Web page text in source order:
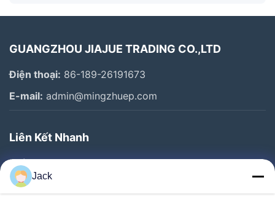
GUANGZHOU JIAJUE TRADING CO.,LTD
Điện thoại: 86-189-26191673
E-mail: admin@mingzhuep.com
Liên Kết Nhanh
Nhà
Sản Phẩm
Jack